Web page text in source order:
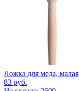
Ложка для меда, малая
83 руб.